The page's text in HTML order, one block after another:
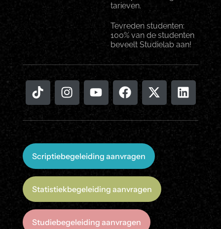
tarieven.
Tevreden studenten:
100% van de studenten
beveelt Studielab aan!
Scriptiebegeleiding aanvragen
Statistiekbegeleiding aanvragen
Studiebegeleiding aanvragen